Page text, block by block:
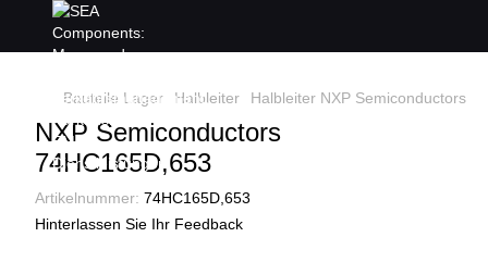
Bauteile Lager Halbleiter Halbleiter NXP Semiconductors
NXP Semiconductors
74HC165D,653
Artikelnummer: 74HC165D,653
Hinterlassen Sie Ihr Feedback